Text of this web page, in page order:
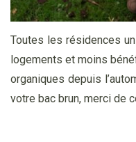
Toutes les résidences
logements et moins
organiques depuis
votre bac brun, merci de